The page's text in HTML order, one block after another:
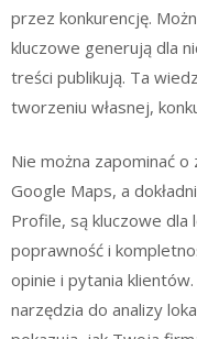
przez konkurencję.
kluczowe generują dla
treści publikują. Ta
tworzeniu własnej,
Nie można zapominać o
Google Maps, a
Profile, są kluczowe dla
poprawność i
opinie i pytania
narzędzia do analizy